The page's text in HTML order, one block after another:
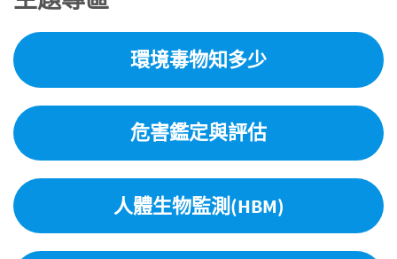
環境毒物知多少
危害鑑定與評估
人體生物監測(HBM)